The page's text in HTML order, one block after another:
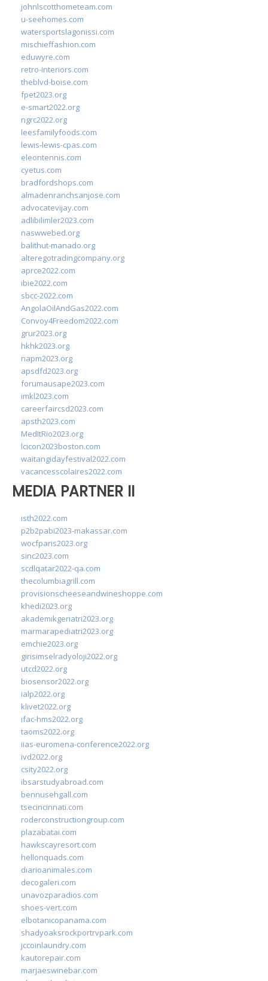
johnlscotthometeam.com
u-seehomes.com
watersportslagonissi.com
mischieffashion.com
eduwyre.com
retro-interiors.com
theblvd-boise.com
fpet2023.org
e-smart2022.org
ngrc2022.org
leesfamilyfoods.com
lewis-lewis-cpas.com
eleontennis.com
cyetus.com
bradfordshops.com
almadenranchsanjose.com
advocatevijay.com
adlibilimler2023.com
naswwebed.org
balithut-manado.org
alteregotradingcompany.org
aprce2022.com
ibie2022.com
sbcc-2022.com
AngolaOilAndGas2022.com
Convoy4Freedom2022.com
grur2023.org
hkhk2023.org
napm2023.org
apsdfd2023.org
forumausape2023.com
imkl2023.com
careerfaircsd2023.com
apsth2023.com
MedItRio2023.org
lcicon2023boston.com
waitangidayfestival2022.com
vacancesscolaires2022.com
MEDIA PARTNER II
isth2022.com
p2b2pabi2023-makassar.com
wocfparis2023.org
sinc2023.com
scdlqatar2022-qa.com
thecolumbiagrill.com
provisionscheeseandwineshoppe.com
khedi2023.org
akademikgeriatri2023.org
marmarapediatri2023.org
emchie2023.org
girisimselradyoloji2022.org
utcd2022.org
biosensor2022.org
ialp2022.org
klivet2022.org
ifac-hms2022.org
taoms2022.org
iias-euromena-conference2022.org
ivd2022.org
csity2022.org
ibsarstudyabroad.com
bennusehgall.com
tsecincinnati.com
roderconstructiongroup.com
plazabatai.com
hawkscayresort.com
hellonquads.com
diarioanimales.com
decogaleri.com
unavozparadios.com
shoes-vert.com
elbotanicopanama.com
shadyoaksrockportrvpark.com
jccoinlaundry.com
kautorepair.com
marjaeswinebar.com